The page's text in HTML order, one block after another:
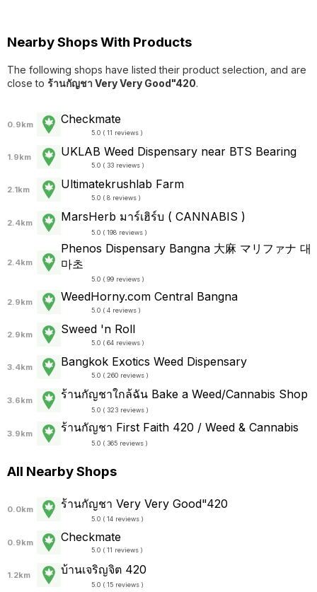
Nearby Shops With Products
The following shops have listed their product selection, and are
close to ร้านกัญชา Very Very Good"420.
0.9km Checkmate
5.0 ( 11 reviews )
1.9km UKLAB Weed Dispensary near BTS Bearing
5.0 ( 33 reviews )
2.1km Ultimatekrushlab Farm
5.0 ( 8 reviews )
2.4km MarsHerb มาร์เฮิร์บ ( CANNABIS )
5.0 ( 198 reviews )
2.4km
Phenos Dispensary Bangna 大麻 マリファナ 대
마초
5.0 ( 99 reviews )
2.9km WeedHorny.com Central Bangna
5.0 ( 4 reviews )
2.9km Sweed 'n Roll
5.0 ( 64 reviews )
3.4km Bangkok Exotics Weed Dispensary
5.0 ( 260 reviews )
3.6km ร้านกัญชาใกล้ฉัน Bake a Weed/Cannabis Shop
5.0 ( 323 reviews )
3.9km ร้านกัญชา First Faith 420 / Weed & Cannabis
5.0 ( 365 reviews )
All Nearby Shops
0.0km ร้านกัญชา Very Very Good"420
5.0 ( 14 reviews )
0.9km Checkmate
5.0 ( 11 reviews )
1.2km บ้านเจริญจิต 420
5.0 ( 15 reviews )